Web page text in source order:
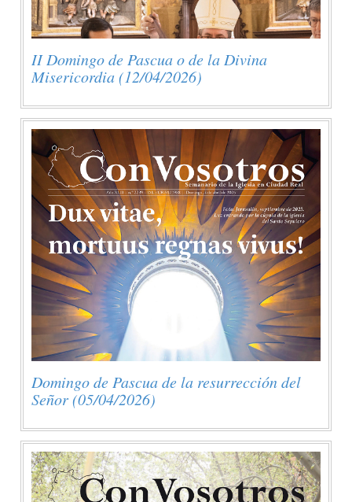
II Domingo de Pascua o de la Divina
Misericordia (12/04/2026)
Domingo de Pascua de la resurrección del
Señor (05/04/2026)